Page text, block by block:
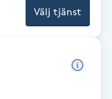
Välj tjänst